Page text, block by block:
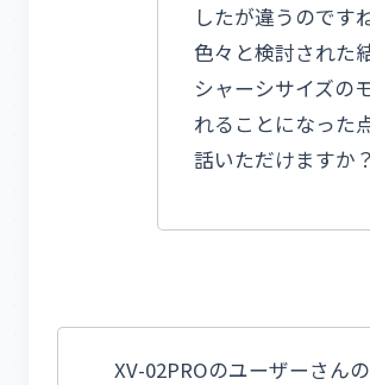
したが違うのです
色々と検討された
シャーシサイズの
れることになった
話いただけますか？
XV-02PROのユーザーさん